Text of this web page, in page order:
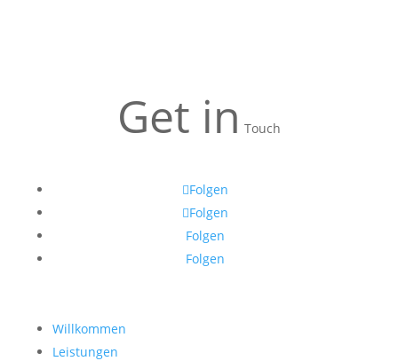
Get in Touch
Folgen
Folgen
Folgen
Folgen
Willkommen
Leistungen